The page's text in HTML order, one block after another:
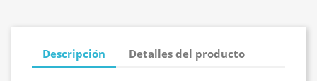
Descripción Detalles del producto